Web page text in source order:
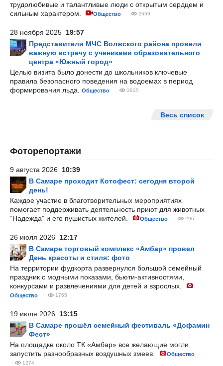
трудолюбивые и талантливые люди с открытым сердцем и
сильным характером.
Общество 2659
28 ноября 2025 19:57
Представители МЧС Волжского района провели
важную встречу с учениками образовательного
центра «Южный город»
Целью визита было донести до школьников ключевые
правила безопасного поведения на водоемах в период
формирования льда.
Общество 2835
Весь список
Фоторепортажи
9 августа 2026 10:39
В Самаре проходит Котофест: сегодня второй
день!
Каждое участие в благотворительных мероприятиях
помогает поддерживать деятельность приют для животных
“Надежда” и его пушистых жителей.
Общество 296
26 июля 2026 12:17
В Самаре торговый комплекс «Амбар» провел
День красоты и стиля: фото
На территории фудкорта развернулся большой семейный
праздник с модными показами, бьюти-активностями,
конкурсами и развлечениями для детей и взрослых.
Общество 1765
19 июля 2026 13:15
В Самаре прошёл семейный фестиваль «Дофамин
Фест»
На площадке около ТК «Амбар» все желающие могли
запустить разнообразных воздушных змеев.
Общество
1274